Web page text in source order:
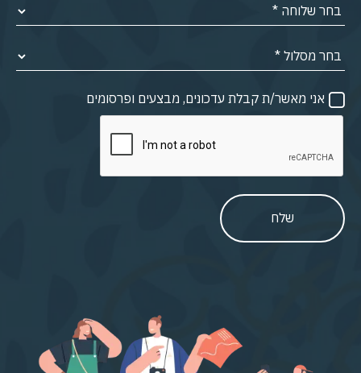
אני מאשר/ת קבלת עדכונים, מבצעים ופרסומים
שלח